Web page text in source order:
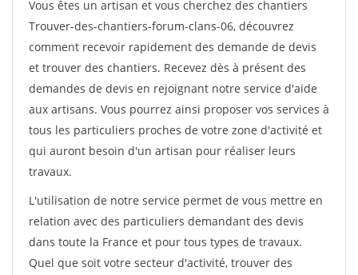
Vous êtes un artisan et vous cherchez des chantiers
Trouver-des-chantiers-forum-clans-06, découvrez
comment recevoir rapidement des demande de devis
et trouver des chantiers. Recevez dès à présent des
demandes de devis en rejoignant notre service d'aide
aux artisans. Vous pourrez ainsi proposer vos services à
tous les particuliers proches de votre zone d'activité et
qui auront besoin d'un artisan pour réaliser leurs
travaux.
L'utilisation de notre service permet de vous mettre en
relation avec des particuliers demandant des devis
dans toute la France et pour tous types de travaux.
Quel que soit votre secteur d'activité, trouver des